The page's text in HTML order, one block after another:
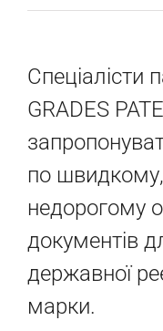
Спеціалісти
GRADES
по
недорогому
документів
державної
марки.